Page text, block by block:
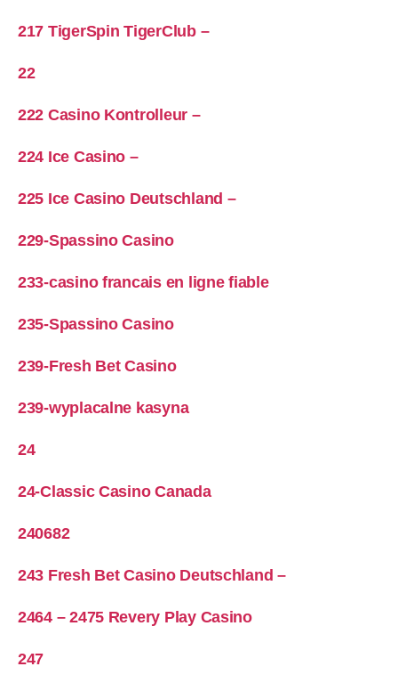
217 TigerSpin TigerClub –
22
222 Casino Kontrolleur –
224 Ice Casino –
225 Ice Casino Deutschland –
229-Spassino Casino
233-casino francais en ligne fiable
235-Spassino Casino
239-Fresh Bet Casino
239-wyplacalne kasyna
24
24-Classic Casino Canada
240682
243 Fresh Bet Casino Deutschland –
2464 – 2475 Revery Play Casino
247